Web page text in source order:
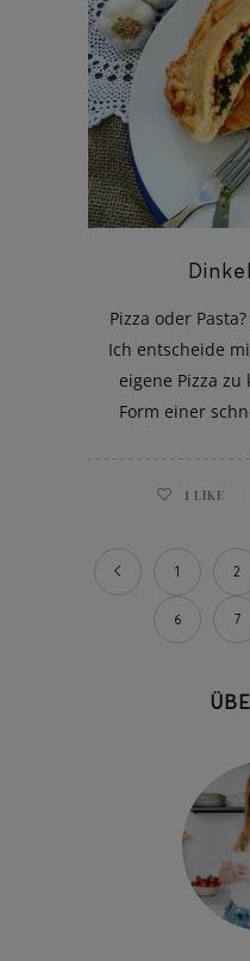
Pizza oder
Ich entscheide
eigene Pizza
Form einer
1 LIKE
1 2
6 7